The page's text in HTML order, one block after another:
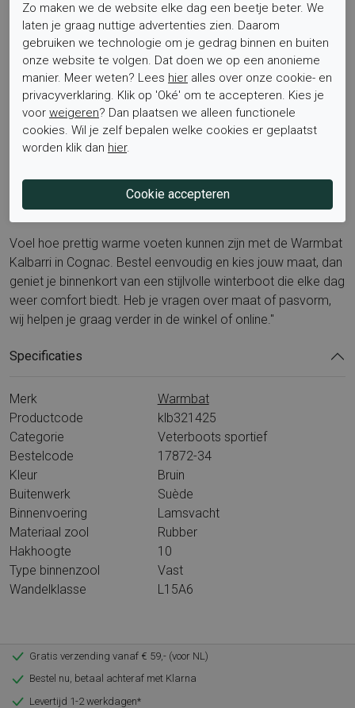
Is het voetbed uitneembaar? Het voetbed is niet
uitneembaar, de zachte voering en demping zorgen wel voor
een aangenaam draaggevoel.
Denk aan termen als comfort veterboots dames, cognac
suède boots, warme lamsvacht laarzen, casual winterboots
dames, Warmbat Kalbarri, rubber zool grip, niet uitneembaar
merkpagina voor meer inspiratie.
Voel hoe prettig warme voeten kunnen zijn met de Warmbat
Kalbarri in Cognac. Bestel eenvoudig en kies jouw maat, dan
geniet je binnenkort van een stijlvolle winterboot die elke dag
weer comfort biedt. Heb je vragen over maat of pasvorm,
wij helpen je graag verder in de winkel of online."
Specificaties
Merk
Warmbat
Productcode
klb321425
Categorie
Veterboots sportief
Bestelcode
17872-34
Kleur
Bruin
Buitenwerk
Suède
Binnenvoering
Lamsvacht
Materiaal zool
Rubber
Hakhoogte
10
Type binnenzool
Vast
Wandelklasse
L15A6
Gratis verzending vanaf € 59,- (voor NL)
Bestel nu, betaal achteraf met Klarna
Levertijd 1-2 werkdagen*
Zo maken we de website elke dag een beetje beter. We
laten je graag nuttige advertenties zien. Daarom
gebruiken we technologie om je gedrag binnen en buiten
onze website te volgen. Dat doen we op een anonieme
manier. Meer weten? Lees hier alles over onze cookie- en
privacyverklaring. Klik op 'Oké' om te accepteren. Kies je
voor weigeren? Dan plaatsen we alleen functionele
cookies. Wil je zelf bepalen welke cookies er geplaatst
worden klik dan hier.